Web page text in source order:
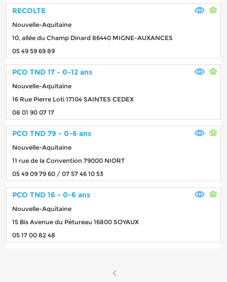
RECOLTE
Nouvelle-Aquitaine
10, allée du Champ Dinard 86440 MIGNE-AUXANCES
05 49 59 69 89
PCO TND 17 - 0-12 ans
Nouvelle-Aquitaine
16 Rue Pierre Loti 17104 SAINTES CEDEX
08 01 90 07 17
PCO TND 79 - 0-6 ans
Nouvelle-Aquitaine
11 rue de la Convention 79000 NIORT
05 49 09 79 60 / 07 57 46 10 53
PCO TND 16 - 0-6 ans
Nouvelle-Aquitaine
15 Bis Avenue du Pétureau 16800 SOYAUX
05 17 00 82 48